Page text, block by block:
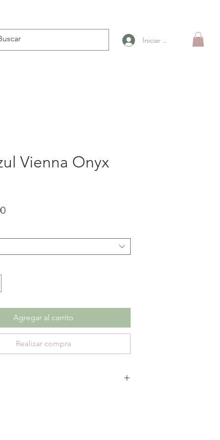
Iniciar sesión
Vienna Onyx
Precio
Agregar al carrito
Realizar compra
30 días de garantía por defectos de